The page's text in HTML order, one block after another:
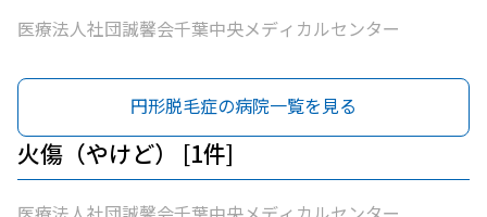
医療法人社団誠馨会千葉中央メディカルセンター
円形脱毛症の病院一覧を見る
火傷（やけど） [1件]